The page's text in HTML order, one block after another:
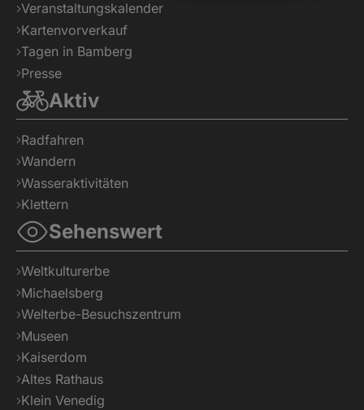
Veranstaltungskalender
Kartenvorverkauf
Tagen in Bamberg
Presse
Aktiv
Radfahren
Wandern
Wasseraktivitäten
Klettern
Sehenswert
Weltkulturerbe
Michaelsberg
Welterbe-Besuchszentrum
Museen
Kaiserdom
Altes Rathaus
Klein Venedig